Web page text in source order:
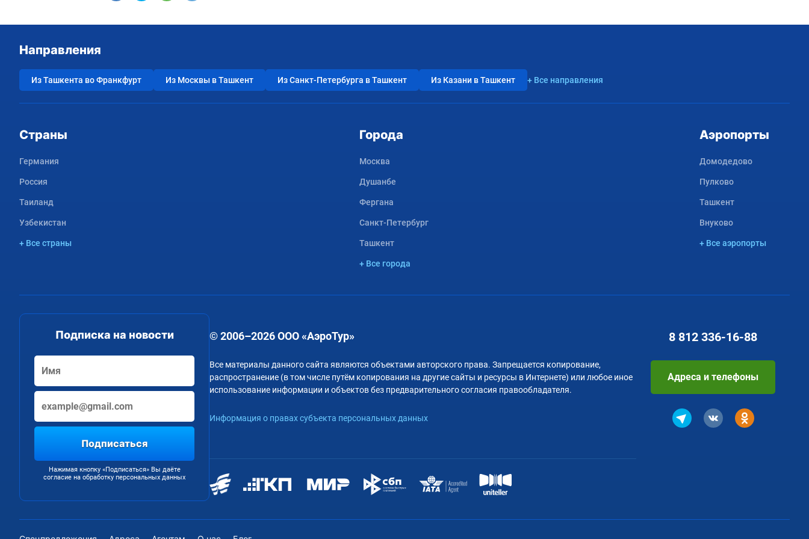
Направления
Из Ташкента во Франкфурт Из Москвы в Ташкент Из Санкт-Петербурга в Ташкент Из Казани в Ташкент + Все направления
Страны
Германия
Россия
Таиланд
Узбекистан
+ Все страны
Города
Москва
Душанбе
Фергана
Санкт-Петербург
Ташкент
+ Все города
Аэропорты
Домодедово
Пулково
Ташкент
Внуково
+ Все аэропорты
Подписка на новости
Подписаться
Нажимая кнопку «Подписаться» Вы даёте
согласие на обработку персональных данных
© 2006–2026 ООО «АэроТур»
Все материалы данного сайта являются объектами авторского права. Запрещается копирование,
распространение (в том числе путём копирования на другие сайты и ресурсы в Интернете) или любое иное
использование информации и объектов без предварительного согласия правообладателя.
Информация о правах субъекта персональных данных
8 812 336-16-88
Адреса и телефоны